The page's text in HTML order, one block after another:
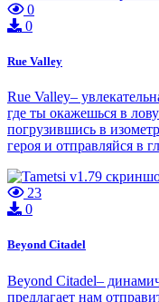
0
0
Rue Valley
Rue Valley–
где ты окажешься в
погрузившись в
героя и отправляйся в
23
0
Beyond Citadel
Beyond Citadel–
предлагает нам